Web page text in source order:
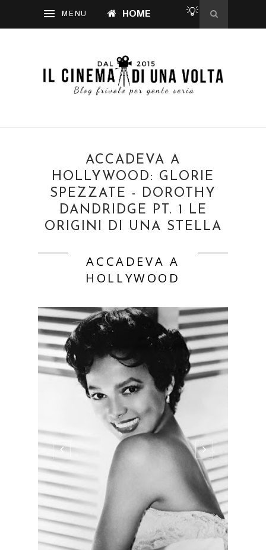
HOME 💡
ACCADEVA A
HOLLYWOOD: GLORIE
SPEZZATE - DOROTHY
DANDRIDGE PT. 1 LE
ORIGINI DI UNA STELLA
ACCADEVA A
HOLLYWOOD